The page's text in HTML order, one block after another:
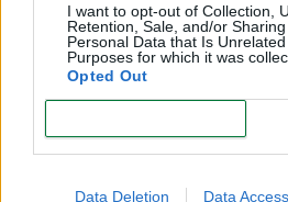
I want to opt-out of Collection,
Retention, Sale, and/or
Personal Data that Is
Purposes for which it was
Opted Out
Data Deletion Data Access